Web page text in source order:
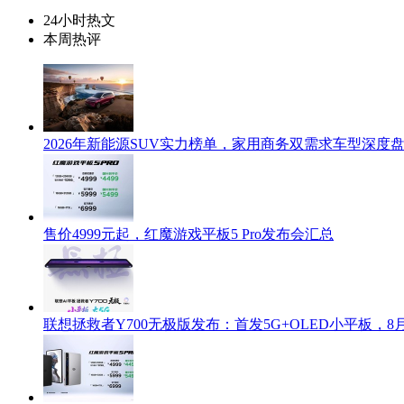
24小时热文
本周热评
2026年新能源SUV实力榜单，家用商务双需求车型深度
售价4999元起，红魔游戏平板5 Pro发布会汇总
联想拯救者Y700无极版发布：首发5G+OLED小平板，8